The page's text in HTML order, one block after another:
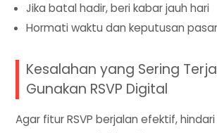
Jika batal hadir, beri kabar jauh hari
Hormati waktu dan keputusan
Kesalahan yang Sering
Gunakan RSVP Digital
Agar fitur RSVP berjalan efektif,